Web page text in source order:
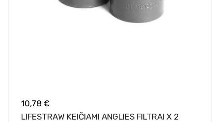
10,78 €
LIFESTRAW KEIČIAMI ANGLIES FILTRAI X 2